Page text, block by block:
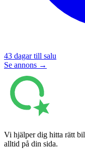
43 dagar till salu
Se annons →
Vi hjälper dig hitta rätt
alltid på din sida.